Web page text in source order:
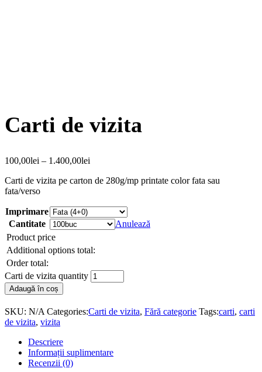
Carti de vizita
100,00lei – 1.400,00lei
Carti de vizita pe carton de 280g/mp printate color fata sau
fata/verso
Imprimare
Cantitate
Anulează
Product price
Additional options total:
Order total:
Carti de vizita quantity
Adaugă în coș
SKU: N/A Categories:Carti de vizita, Fără categorie Tags:carti, carti
de vizita, vizita
Descriere
Informații suplimentare
Recenzii (0)